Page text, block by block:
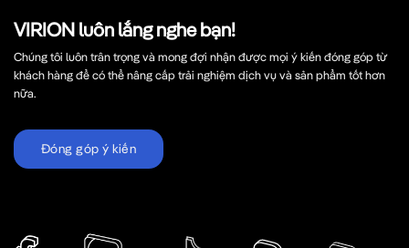
VIRION luôn lắng nghe bạn!
Chúng tôi luôn trân trọng và mong đợi nhận được mọi ý kiến đóng góp từ
khách hàng để có thể nâng cấp trải nghiệm dịch vụ và sản phẩm tốt hơn
nữa.
Đóng góp ý kiến